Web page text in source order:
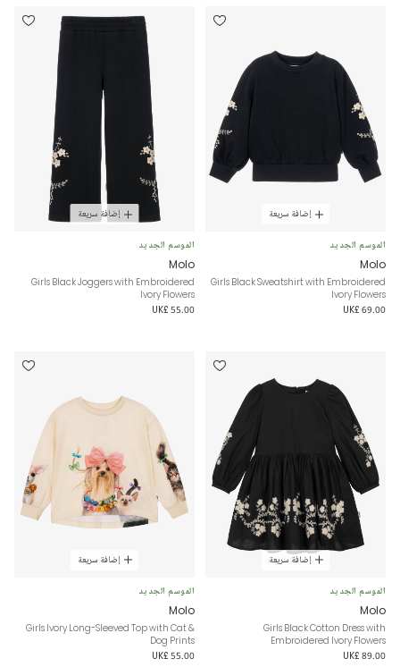
إضافة سريعة
الموسم الجديد
Molo
Girls Black Sweatshirt with Embroidered
Ivory Flowers
UK£ 69.00
إضافة سريعة
الموسم الجديد
Molo
Girls Black Joggers with Embroidered
Ivory Flowers
UK£ 55.00
إضافة سريعة
الموسم الجديد
Molo
Girls Black Cotton Dress with
Embroidered Ivory Flowers
UK£ 89.00
إضافة سريعة
الموسم الجديد
Molo
Girls Ivory Long-Sleeved Top with Cat &
Dog Prints
UK£ 55.00